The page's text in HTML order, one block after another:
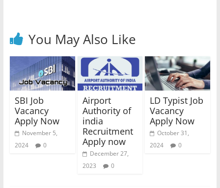
You May Also Like
SBI Job
Vacancy
Apply Now
November 5,
2024
0
Airport
Authority of
india
Recruitment
Apply now
December 27,
2023
0
LD Typist Job
Vacancy
Apply Now
October 31,
2024
0